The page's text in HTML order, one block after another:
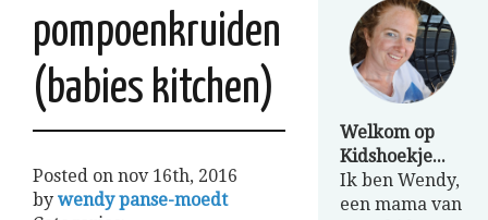
pompoenkruiden
(babies kitchen)
Posted on nov 16th, 2016
by wendy panse-moedt
Welkom op
Kidshoekje...
Ik ben Wendy,
een mama van